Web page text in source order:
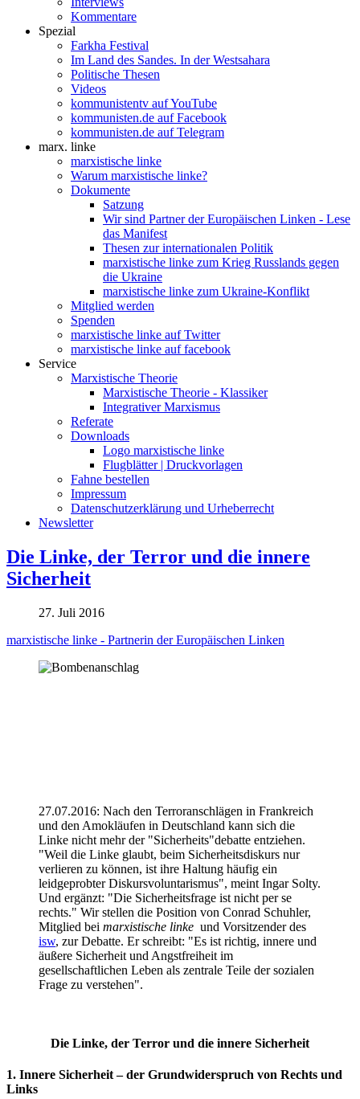
Kommentare
Spezial
Farkha Festival
Im Land des Sandes. In der Westsahara
Politische Thesen
Videos
kommunistentv auf YouTube
kommunisten.de auf Facebook
kommunisten.de auf Telegram
marx. linke
marxistische linke
Warum marxistische linke?
Dokumente
Satzung
Wir sind Partner der Europäischen Linken - Lese
das Manifest
Thesen zur internationalen Politik
marxistische linke zum Krieg Russlands gegen
die Ukraine
marxistische linke zum Ukraine-Konflikt
Mitglied werden
Spenden
marxistische linke auf Twitter
marxistische linke auf facebook
Service
Marxistische Theorie
Marxistische Theorie - Klassiker
Integrativer Marxismus
Referate
Downloads
Logo marxistische linke
Flugblätter | Druckvorlagen
Fahne bestellen
Impressum
Datenschutzerklärung und Urheberrecht
Newsletter
Die Linke, der Terror und die innere
Sicherheit
27. Juli 2016
marxistische linke - Partnerin der Europäischen Linken
27.07.2016: Nach den Terroranschlägen in Frankreich
und den Amokläufen in Deutschland kann sich die
Linke nicht mehr der "Sicherheits"debatte entziehen.
"Weil die Linke glaubt, beim Sicherheitsdiskurs nur
verlieren zu können, ist ihre Haltung häufig ein
leidgeprobter Diskursvoluntarismus", meint Ingar Solty.
Und ergänzt: "Die Sicherheitsfrage ist nicht per se
rechts." Wir stellen die Position von Conrad Schuhler,
Mitglied bei marxistische linke und Vorsitzender des
isw, zur Debatte. Er schreibt: "Es ist richtig, innere und
äußere Sicherheit und Angstfreiheit im
gesellschaftlichen Leben als zentrale Teile der sozialen
Frage zu verstehen".
Die Linke, der Terror und die innere Sicherheit
1. Innere Sicherheit – der Grundwiderspruch von Rechts und
Links